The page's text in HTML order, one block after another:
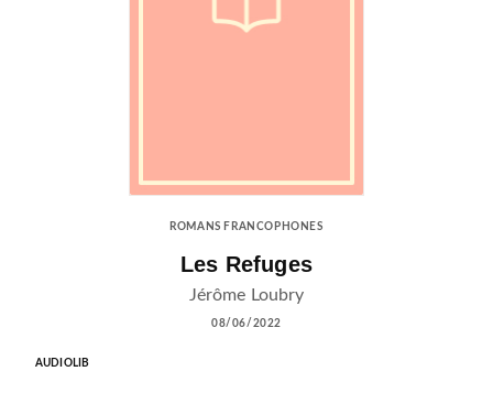
ROMANS FRANCOPHONES
Les Refuges
Jérôme Loubry
08/06/2022
AUDIOLIB